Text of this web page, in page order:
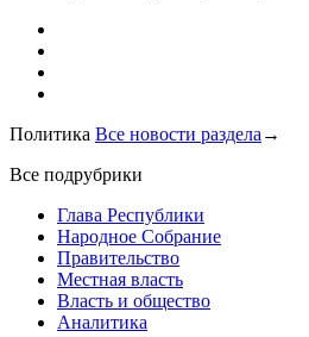
Политика Все новости раздела →
Все подрубрики
Глава Республики
Народное Собрание
Правительство
Местная власть
Власть и общество
Аналитика